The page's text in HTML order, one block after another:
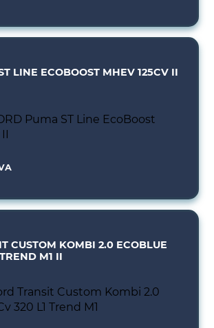
LINE ECOBOOST MHEV 125CV II
CUSTOM KOMBI 2.0 ECOBLUE
M1 II